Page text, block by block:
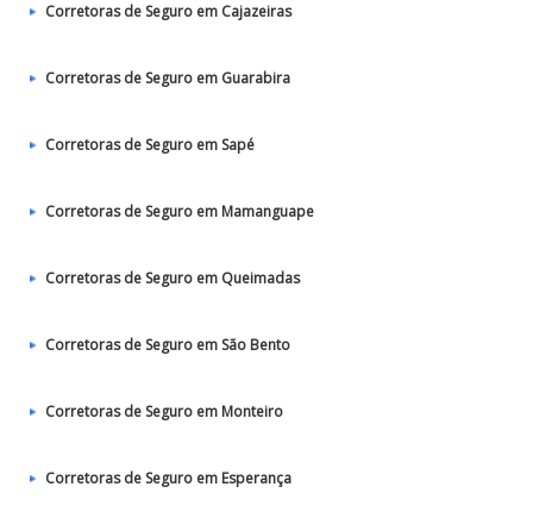
Corretoras de Seguro em Cajazeiras
Corretoras de Seguro em Guarabira
Corretoras de Seguro em Sapé
Corretoras de Seguro em Mamanguape
Corretoras de Seguro em Queimadas
Corretoras de Seguro em São Bento
Corretoras de Seguro em Monteiro
Corretoras de Seguro em Esperança